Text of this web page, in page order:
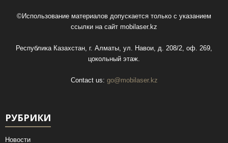
©Использование материалов допускается только с указанием
ссылки на сайт mobilaser.kz
Республика Казахстан, г. Алматы, ул. Навои, д. 208/2, оф. 269,
цокольный этаж.
Contact us: go@mobilaser.kz
РУБРИКИ
Новости